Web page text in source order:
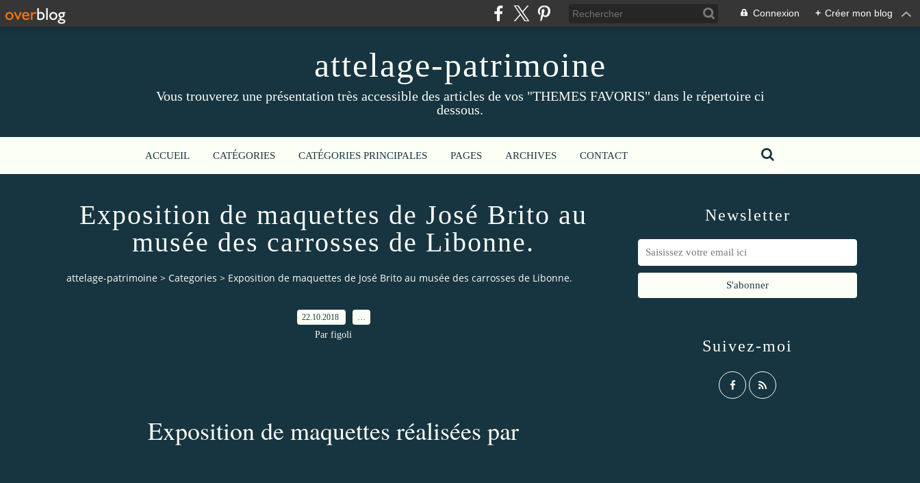
Connexion + Créer mon blog
attelage-patrimoine
Vous trouverez une présentation très accessible des articles de vos "THEMES FAVORIS" dans le répertoire ci
dessous.
ACCUEIL CATÉGORIES CATÉGORIES PRINCIPALES PAGES ARCHIVES CONTACT
Exposition de maquettes de José Brito au
musée des carrosses de Libonne.
attelage-patrimoine > Categories > Exposition de maquettes de José Brito au musée des carrosses de Libonne.
22.10.2018
Par figoli
Exposition de maquettes réalisées par
Newsletter
Suivez-moi